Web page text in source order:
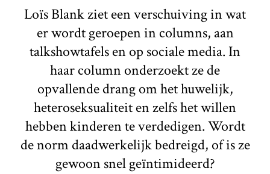
Loïs Blank ziet een verschuiving in wat
er wordt geroepen in columns, aan
talkshowtafels en op sociale media. In
haar column onderzoekt ze de
opvallende drang om het huwelijk,
heteroseksualiteit en zelfs het willen
hebben kinderen te verdedigen. Wordt
de norm daadwerkelijk bedreigd, of is ze
gewoon snel geïntimideerd?